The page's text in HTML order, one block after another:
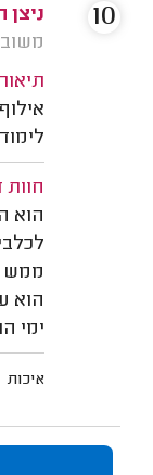
ניצן
משוב: 31/10/
הוא
ממש
הוא
ימי
איכות
10